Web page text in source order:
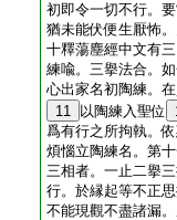
初即令一切不行。
猶未能伏便生厭怖
十釋蕩塵經中文有
練喩。三擧法合。
心出家名初陶練。
11
以陶練入聖位
爲有行之所拘執。
煩惱立陶練名。第
三相者。一止二擧
行。於縁起等不正
不能現觀不盡諸漏